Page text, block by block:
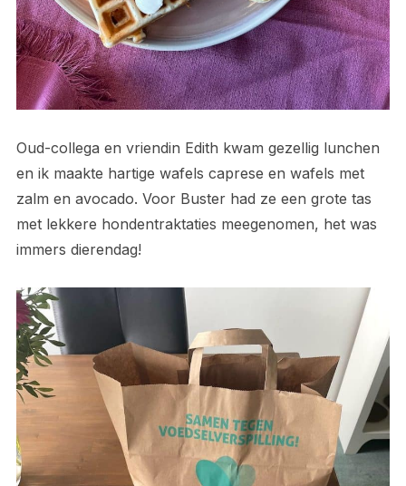
Oud-collega en vriendin Edith kwam gezellig lunchen
en ik maakte hartige wafels caprese en wafels met
zalm en avocado. Voor Buster had ze een grote tas
met lekkere hondentraktaties meegenomen, het was
immers dierendag!